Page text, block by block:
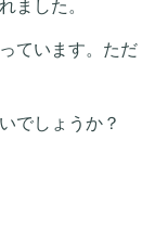
ました。
ています。ただ
でしょうか？